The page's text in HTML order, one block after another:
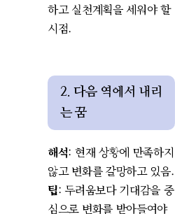
하고 실천계획을 세워야 할
시점.
2. 다음 역에서 내리
는 꿈
해석: 현재 상황에 만족하지
않고 변화를 갈망하고 있음.
팁: 두려움보다 기대감을 중
심으로 변화를 받아들여야